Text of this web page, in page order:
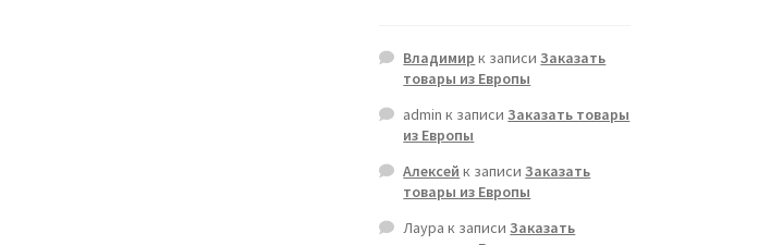
Владимир к записиЗаказать
товары из Европы
admin к записиЗаказать товары
из Европы
Алексей к записиЗаказать
товары из Европы
Лаура к записиЗаказать